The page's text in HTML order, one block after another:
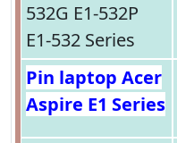
532G E1-532P
E1-532 Series
Pin laptop Acer
Aspire E1 Series